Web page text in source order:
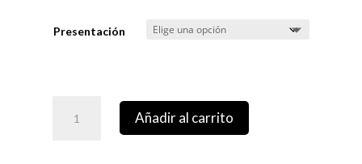
precios:
desde
$1,512.00
Presentación
Añadir al carrito